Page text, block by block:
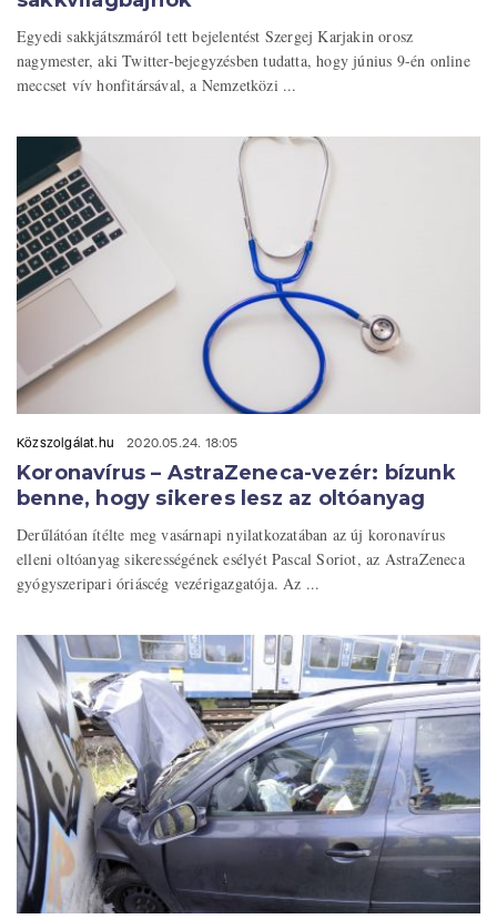
Egyedi sakkjátszmáról tett bejelentést Szergej Karjakin orosz
nagymester, aki Twitter-bejegyzésben tudatta, hogy június 9-én online
meccset vív honfitársával, a Nemzetközi ...
Közszolgálat.hu 2020.05.24. 18:05
Koronavírus – AstraZeneca-vezér: bízunk
benne, hogy sikeres lesz az oltóanyag
Derűlátóan ítélte meg vasárnapi nyilatkozatában az új koronavírus
elleni oltóanyag sikerességének esélyét Pascal Soriot, az AstraZeneca
gyógyszeripari óriáscég vezérigazgatója. Az ...